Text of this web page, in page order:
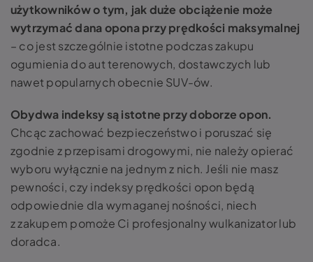
użytkowników o tym, jak duże obciążenie może
wytrzymać dana opona przy prędkości maksymalnej
– co jest szczególnie istotne podczas zakupu
ogumienia do aut terenowych, dostawczych lub
nawet popularnych obecnie SUV-ów.
Obydwa indeksy są istotne przy doborze opon.
Chcąc zachować bezpieczeństwo i poruszać się
zgodnie z przepisami drogowymi, nie należy opierać
wyboru wyłącznie na jednym z nich. Jeśli nie masz
pewności, czy indeksy prędkości opon będą
odpowiednie dla wymaganej nośności, niech
z zakupem pomoże Ci profesjonalny wulkanizator lub
doradca.